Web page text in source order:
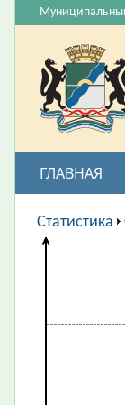
ГЛАВНАЯ
ВАКАНСИИ
Статистика